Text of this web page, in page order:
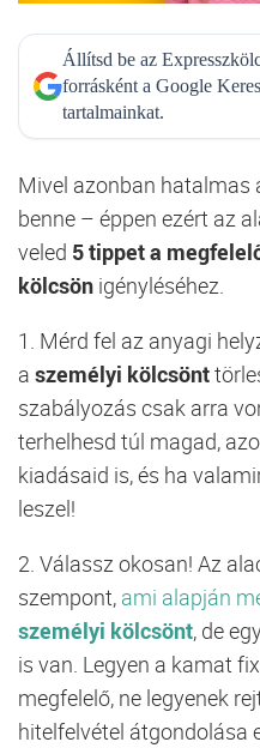
Állítsd be az
forrásként a Google
tartalmainkat.
Mivel azonban hatalmas
benne – éppen ezért az
veled 5 tippet a
kölcsön igényléséhez.
1. Mérd fel az anyagi
a személyi kölcsönt
szabályozás csak arra
terhelhesd túl magad,
kiadásaid is, és ha
leszel!
2. Válassz okosan! Az
szempont, ami alapján
személyi kölcsönt, de
is van. Legyen a kamat
megfelelő, ne legyenek
hitelfelvétel átgondolása